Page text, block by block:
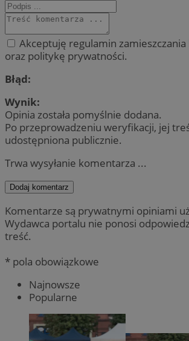
Akceptuję regulamin
oraz politykę prywatności.
Błąd:
Wynik:
Opinia została pomyślnie dodana.
Po przeprowadzeniu weryfikacji, jej
udostępniona publicznie.
Trwa wysyłanie komentarza ...
Dodaj komentarz
Komentarze są prywatnymi opiniami
Wydawca portalu nie ponosi
treść.
* pola obowiązkowe
Najnowsze
Popularne